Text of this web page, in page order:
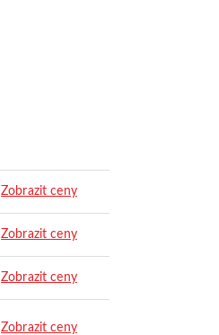
Zobrazit ceny
Zobrazit ceny
Zobrazit ceny
Zobrazit ceny